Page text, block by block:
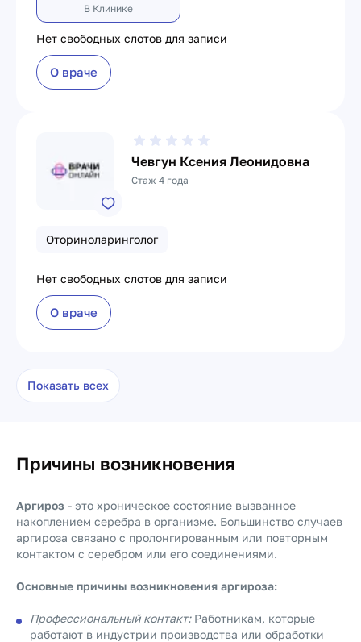
В Клинике
Нет свободных слотов для записи
О враче
Чевгун Ксения Леонидовна
Стаж 4 года
Оториноларинголог
Нет свободных слотов для записи
О враче
Показать всех
Причины возникновения
Аргироз - это хроническое состояние вызванное
накоплением серебра в организме. Большинство случаев
аргироза связано с пролонгированным или повторным
контактом с серебром или его соединениями.
Основные причины возникновения аргироза:
Профессиональный контакт:Работникам, которые
работают в индустрии производства или обработки